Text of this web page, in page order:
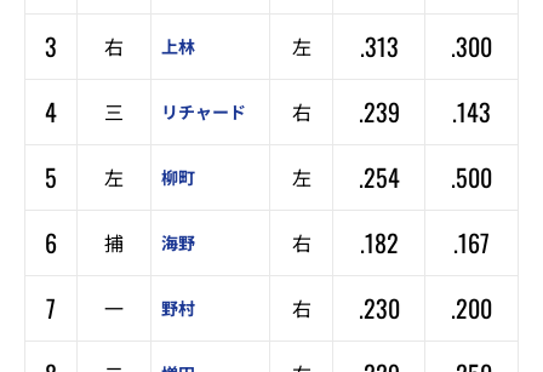
3
右 上林 左 .313
.300
4
三 リチャード 右 .239
.143
5
左 柳町 左 .254
.500
6
捕 海野 右 .182
.167
7
一 野村 右 .230
.200